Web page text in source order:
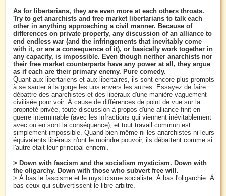
As for libertarians, they are even more at each others throats.
Try to get anarchists and free market libertarians to talk each
other in anything approaching a civil manner. Because of
differences on private property, any discussion of an alliance to
end endless war (and the infringements that inevitably come
with it, or are a consequence of it), or basically work together in
any capacity, is impossible. Even though neither anarchists nor
their free market counterparts have any power at all, they argue
as if each are their primary enemy. Pure comedy.
Quant aux libertariens et aux libertaires, ils sont encore plus prompts
à se sauter à la gorge les uns envers les autres. Essayez de faire
débattre des anarchistes et des libéraux d'une manière vaguement
civilisée pour voir. À cause de différences de point de vue sur la
propriété privée, toute discussion à propos d'une alliance finit en
guerre interminable (avec les infractions qui viennent inévitablement
avec ou en sont la conséquence), et tout travail commun est
simplement impossible. Quand bien même ni les anarchistes ni leurs
équivalents libéraux n'ont le moindre pouvoir, ils débattent comme si
l'autre était leur principal ennemi.
> Down with fascism and the socialism mysticism. Down with
the oligarchy. Down with those who subvert free will.
> À bas le fascisme et le mysticisme socialiste. À bas l'oligarchie. À
bas ceux qui subvertissent le libre arbitre.